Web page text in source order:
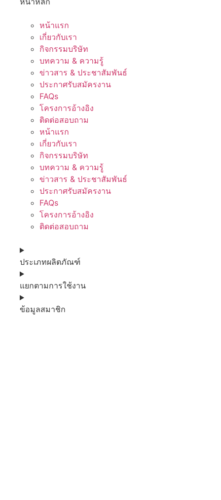
หน้าแรก
เกี่ยวกับเรา
กิจกรรมบริษัท
บทความ & ความรู้
ข่าวสาร & ประชาสัมพันธ์
ประกาศรับสมัครงาน
FAQs
โครงการอ้างอิง
ติดต่อสอบถาม
หน้าแรก
เกี่ยวกับเรา
กิจกรรมบริษัท
บทความ & ความรู้
ข่าวสาร & ประชาสัมพันธ์
ประกาศรับสมัครงาน
FAQs
โครงการอ้างอิง
ติดต่อสอบถาม
ประเภทผลิตภัณฑ์
แยกตามการใช้งาน
ข้อมูลสมาชิก